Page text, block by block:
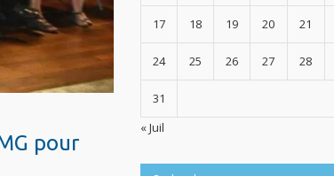
pour
17 18 19 20 21
24 25 26 27 28
31
« Juil